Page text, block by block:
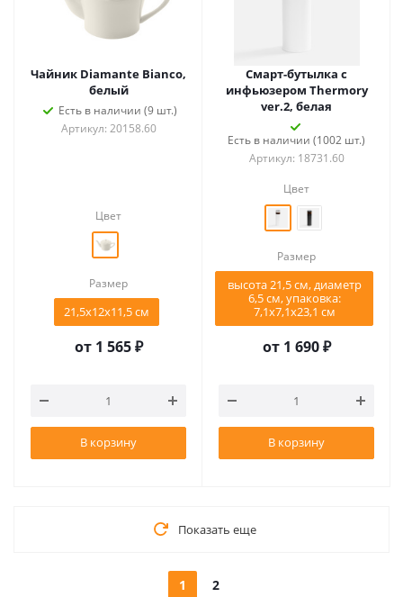
Чайник Diamante Bianco,
белый
Есть в наличии (9 шт.)
Артикул: 20158.60
Цвет
Размер
21,5х12х11,5 см
от 1 565 ₽
В корзину
Смарт-бутылка с
инфьюзером Thermory
ver.2, белая
Есть в наличии (1002 шт.)
Артикул: 18731.60
Цвет
Размер
высота 21,5 см, диаметр
6,5 см, упаковка:
7,1x7,1x23,1 см
от 1 690 ₽
В корзину
Показать еще
1 2